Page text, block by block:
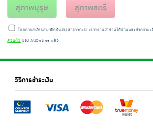
สุภาพบุรุษ สุภาพสตรี
โดยการสมัครสมาชิกรับข่าวสารจากเรา เราทราบว่าท่านได้อ่านและทำความเ
ส่วนตัว ของ AllOnline แล้ว
วิธีการชำระเงิน